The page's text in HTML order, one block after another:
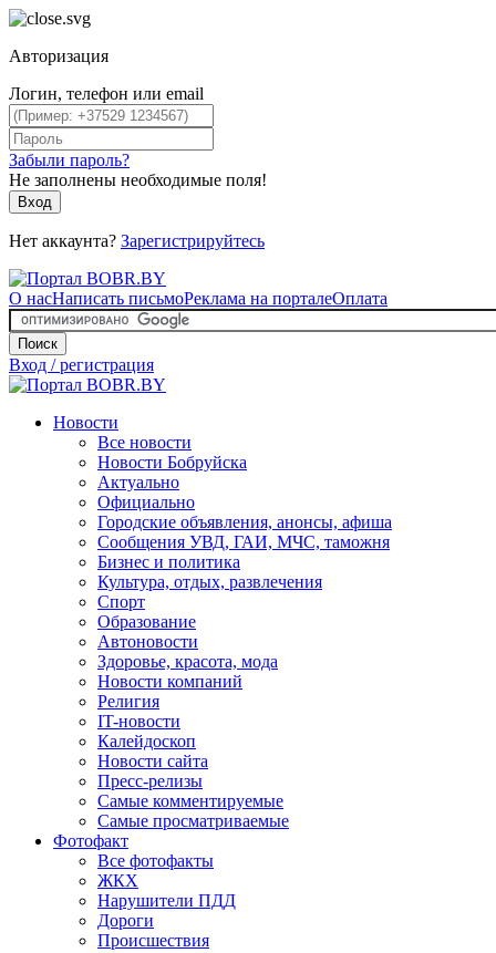
Авторизация
Логин, телефон или email
Забыли пароль?
Не заполнены необходимые поля!
Вход
Нет аккаунта? Зарегистрируйтесь
О насНаписать письмоРеклама на порталеОплата
Поиск
Вход / регистрация
Новости
Все новости
Новости Бобруйска
Актуально
Официально
Городские объявления, анонсы, афиша
Сообщения УВД, ГАИ, МЧС, таможня
Бизнес и политика
Культура, отдых, развлечения
Спорт
Образование
Автоновости
Здоровье, красота, мода
Новости компаний
Религия
IT-новости
Калейдоскоп
Новости сайта
Пресс-релизы
Самые комментируемые
Самые просматриваемые
Фотофакт
Все фотофакты
ЖКХ
Нарушители ПДД
Дороги
Происшествия